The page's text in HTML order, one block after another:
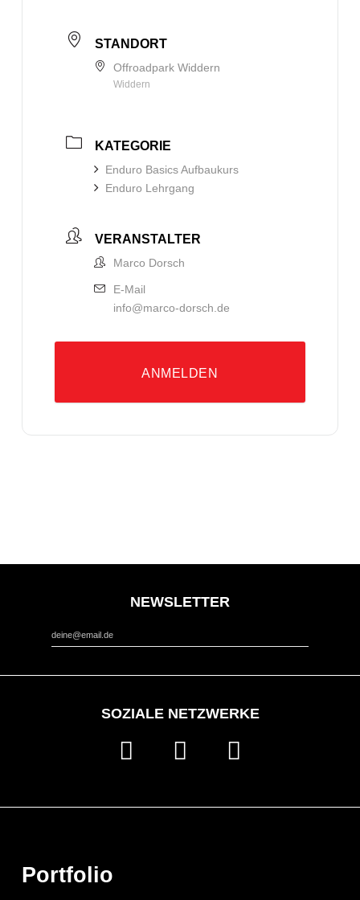
STANDORT
Offroadpark Widdern
Widdern
KATEGORIE
Enduro Basics Aufbaukurs
Enduro Lehrgang
VERANSTALTER
Marco Dorsch
E-Mail
info@marco-dorsch.de
ANMELDEN
NEWSLETTER
SOZIALE NETZWERKE
Portfolio